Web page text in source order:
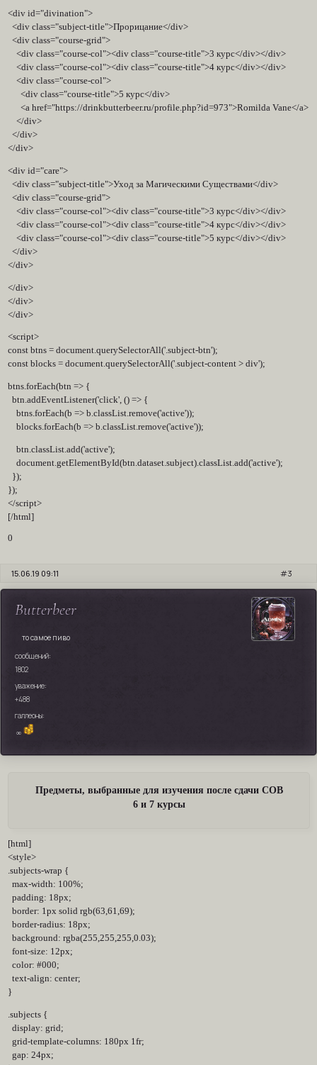
<div id="divination">
<div class="subject-title">Прорицание</div>
<div class="course-grid">
<div class="course-col"><div class="course-title">3 курс</div></div>
<div class="course-col"><div class="course-title">4 курс</div></div>
<div class="course-col">
<div class="course-title">5 курс</div>
<a href="https://drinkbutterbeer.ru/profile.php?id=973">Romilda Vane</a>
</div>
</div>
</div>
<div id="care">
<div class="subject-title">Уход за Магическими Существами</div>
<div class="course-grid">
<div class="course-col"><div class="course-title">3 курс</div></div>
<div class="course-col"><div class="course-title">4 курс</div></div>
<div class="course-col"><div class="course-title">5 курс</div></div>
</div>
</div>
</div>
</div>
</div>
<script>
const btns = document.querySelectorAll('.subject-btn');
const blocks = document.querySelectorAll('.subject-content > div');
btns.forEach(btn => {
btn.addEventListener('click', () => {
btns.forEach(b => b.classList.remove('active'));
blocks.forEach(b => b.classList.remove('active'));
btn.classList.add('active');
document.getElementById(btn.dataset.subject).classList.add('active');
});
});
</script>
[/html]
0
3
15.06.19 09:11
Butterbeer
то самое пиво
сообщений:
1802
уважение:
+488
галлеоны:
∞
Предметы, выбранные для изучения после сдачи СОВ
6 и 7 курсы
[html]
<style>
.subjects-wrap {
max-width: 100%;
padding: 18px;
border: 1px solid rgb(63,61,69);
border-radius: 18px;
background: rgba(255,255,255,0.03);
font-size: 12px;
color: #000;
text-align: center;
}
.subjects {
display: grid;
grid-template-columns: 180px 1fr;
gap: 24px;